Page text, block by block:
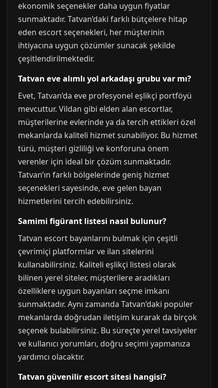
ekonomik seçenekler daha uygun fiyatlar
sunmaktadır. Tatvan’daki farklı bütçelere hitap
eden escort seçenekleri, her müşterinin
ihtiyacına uygun çözümler sunacak şekilde
çeşitlendirilmektedir.
Tatvan eve alımlı yol arkadaşı grubu var mı?
Evet, Tatvan’da eve profesyonel eşlikçi portföyü
mevcuttur. Vildan gibi elden alan escortlar,
müşterilerine evlerinde ya da tercih ettikleri özel
mekanlarda kaliteli hizmet sunabiliyor. Bu hizmet
türü, müşteri gizliliği ve konforuna önem
verenler için ideal bir çözüm sunmaktadır.
Tatvan’ın farklı bölgelerinde geniş hizmet
seçenekleri sayesinde, eve gelen bayan
hizmetlerini tercih edebilirsiniz.
Samimi figürant listesi nasıl bulunur?
Tatvan escort bayanlarını bulmak için çeşitli
çevrimiçi platformlar ve ilan sitelerini
kullanabilirsiniz. Kaliteli eşlikçi listesi olarak
bilinen yerel siteler, müşterilere aradıkları
özelliklere uygun bayanları seçme imkanı
sunmaktadır. Aynı zamanda Tatvan’daki popüler
mekanlarda doğrudan iletişim kurarak da birçok
seçenek bulabilirsiniz. Bu süreçte yerel tavsiyeler
ve kullanıcı yorumları, doğru seçimi yapmanıza
yardımcı olacaktır.
Tatvan güvenilir escort sitesi hangisi?